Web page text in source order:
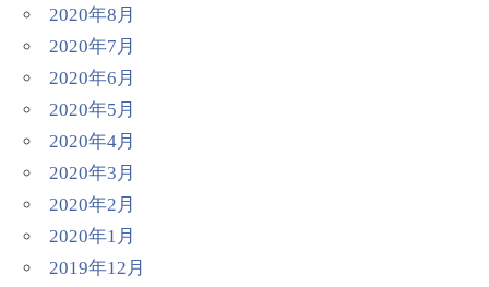
2020年8月
2020年7月
2020年6月
2020年5月
2020年4月
2020年3月
2020年2月
2020年1月
2019年12月